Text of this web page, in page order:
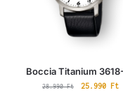
Boccia Titanium
28.990Ft 25.990 Ft